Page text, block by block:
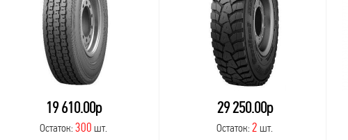
19 610.00р
Остаток:300 шт.
29 250.00р
Остаток:2 шт.